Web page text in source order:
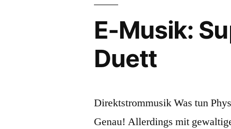
CERN
E-Musik:
Duett
Direktstrommusik Was tun
Genau! Allerdings mit